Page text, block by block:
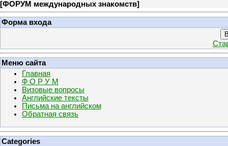
[ФОРУМ международных знакомств]
Форма входа
Меню сайта
Главная
Ф О Р У М
Визовые вопросы
Английские тексты
Письма на английском
Обратная связь
Categories